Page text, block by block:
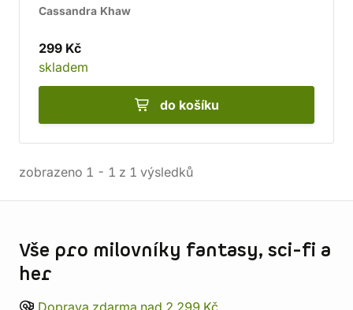
Cassandra Khaw
299 Kč
skladem
do košíku
zobrazeno 1 - 1 z 1 výsledků
Vše pro milovníky fantasy, sci-fi a
her
Doprava zdarma nad 2 299 Kč